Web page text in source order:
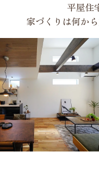
平屋住
家づくりは何か